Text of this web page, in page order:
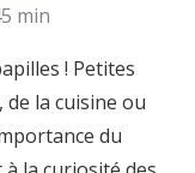
min
! Petites
la cuisine ou
du